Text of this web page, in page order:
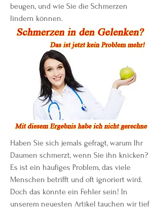
beugen, und wie Sie die Schmerzen
lindern können.
Haben Sie sich jemals gefragt, warum Ihr
Daumen schmerzt, wenn Sie ihn knicken?
Es ist ein häufiges Problem, das viele
Menschen betrifft und oft ignoriert wird.
Doch das könnte ein Fehler sein! In
unserem neuesten Artikel tauchen wir tief